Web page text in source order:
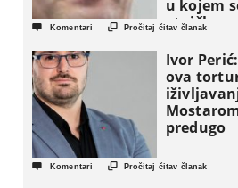
u kojem
etničke
osnovne
političke
 Komentari  Pročitaj čitav članak
Ivor
ova
predugo
 Komentari  Pročitaj čitav članak